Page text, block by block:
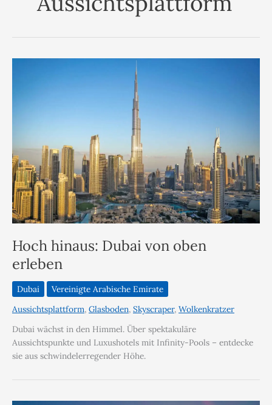
Hoch hinaus: Dubai von oben
erleben
Dubai
Vereinigte Arabische Emirate
Aussichtsplattform, Glasboden, Skyscraper, Wolkenkratzer
Dubai wächst in den Himmel. Über spektakuläre
Aussichtspunkte und Luxushotels mit Infinity-Pools – entdecke
sie aus schwindelerregender Höhe.